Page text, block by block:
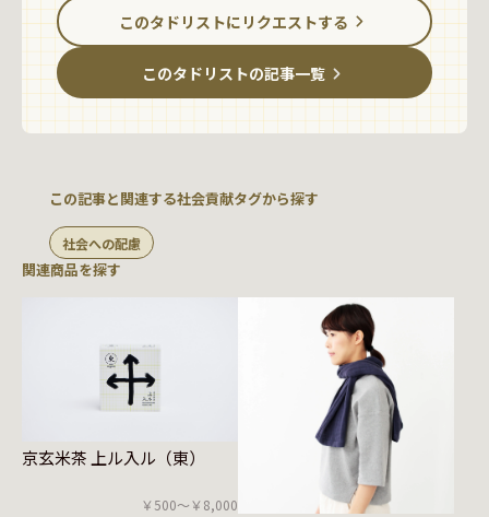
このタドリストにリクエストする
このタドリストの記事一覧
この記事と関連する社会貢献タグから探す
社会への配慮
関連商品を探す
京玄米茶 上ル入ル（東）
￥500〜￥8,000